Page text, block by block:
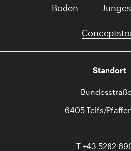
Boden
Standort
Bundesstraße
6405 Telfs/
T +43 5262